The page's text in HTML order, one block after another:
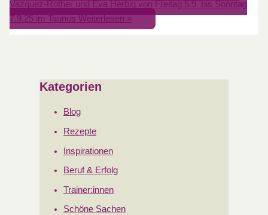
Vazquez-Rother und Eva Herbig von Freitag 5.9. bis Sonntag
7.9.25 im Taunus Weiterlesen »
Kategorien
Blog
Rezepte
Inspirationen
Beruf & Erfolg
Trainer:innen
Schöne Sachen